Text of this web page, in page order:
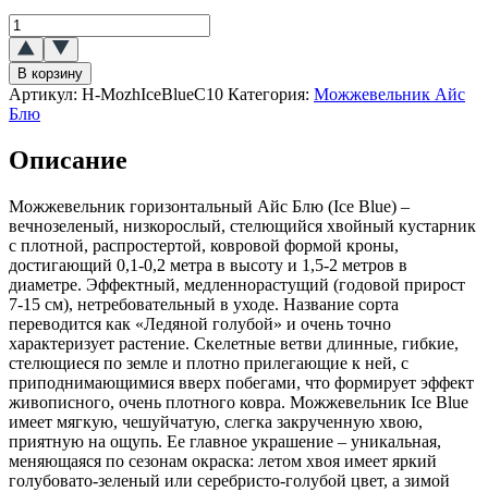
Количество
товара
Можжевельник
горизонтальный
Айс
Блю
Blue)
В корзину
Артикул: H-MozhIceBlueC10 Категория: Можжевельник Айс
Блю
Описание
Можжевельник горизонтальный Айс Блю (Ice Blue) –
вечнозеленый, низкорослый, стелющийся хвойный кустарник
с плотной, распростертой, ковровой формой кроны,
достигающий 0,1-0,2 метра в высоту и 1,5-2 метров в
диаметре. Эффектный, медленнорастущий (годовой прирост
7-15 см), нетребовательный в уходе. Название сорта
переводится как «Ледяной голубой» и очень точно
характеризует растение. Скелетные ветви длинные, гибкие,
стелющиеся по земле и плотно прилегающие к ней, с
приподнимающимися вверх побегами, что формирует эффект
живописного, очень плотного ковра. Можжевельник Ice Blue
имеет мягкую, чешуйчатую, слегка закрученную хвою,
приятную на ощупь. Ее главное украшение – уникальная,
меняющаяся по сезонам окраска: летом хвоя имеет яркий
голубовато-зеленый или серебристо-голубой цвет, а зимой